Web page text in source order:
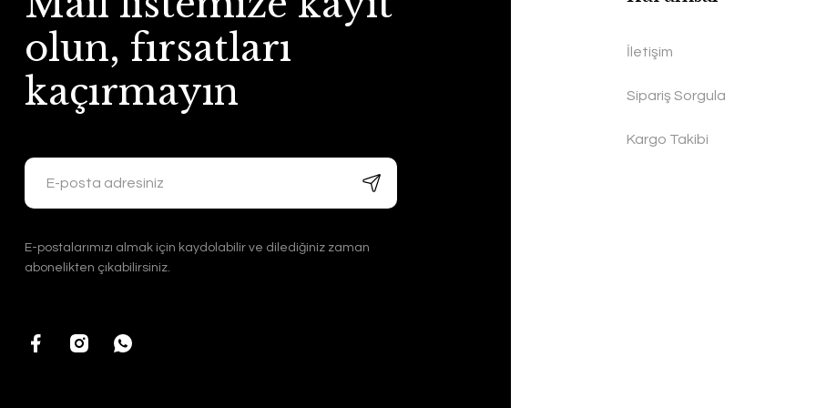
olun, fırsatları
kaçırmayın
E-postalarımızı almak için kaydolabilir ve dilediğiniz zaman
abonelikten çıkabilirsiniz.
İletişim
Sipariş Sorgula
Kargo Takibi